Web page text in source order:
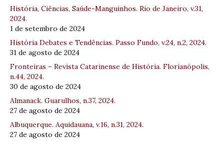
História, Ciências, Saúde-Manguinhos. Rio de Janeiro, v.31,
2024.
1 de setembro de 2024
História Debates e Tendências. Passo Fundo, v.24, n.2, 2024.
31 de agosto de 2024
Fronteiras – Revista Catarinense de História. Florianópolis,
n.44, 2024.
30 de agosto de 2024
Almanack. Guarulhos, n.37, 2024.
27 de agosto de 2024
Albuquerque. Aquidauana, v.16, n.31, 2024.
27 de agosto de 2024